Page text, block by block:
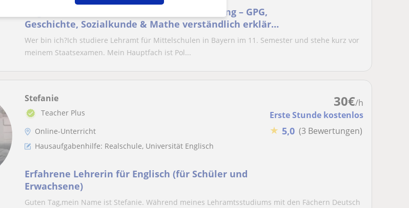
Angehender Lehrer mit Unterrichtserfahrung – GPG,
Geschichte, Sozialkunde & Mathe verständlich erklärt
(Mittelschule/Realschule
Wer bin ich?Ich studiere Lehramt für Mittelschulen in Bayern im 11. Semester und stehe kurz vor
meinem Staatsexamen. Mein Hauptfach ist Pol...
30€/h
Erste Stunde kostenlos
★ 5,0 (3 Bewertungen)
Stefanie
Teacher Plus
Online-Unterricht
Hausaufgabenhilfe: Realschule, Universität Englisch
Erfahrene Lehrerin für Englisch (für Schüler und
Erwachsene)
Guten Tag,mein Name ist Stefanie. Während meines Lehramtsstudiums mit den Fächern Deutsch